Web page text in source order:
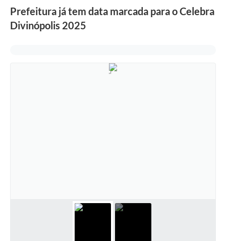
Prefeitura já tem data marcada para o Celebra
Divinópolis 2025